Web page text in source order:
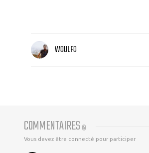
WOULFO
COMMENTAIRES (5)
Vous devez être connecté pour participer